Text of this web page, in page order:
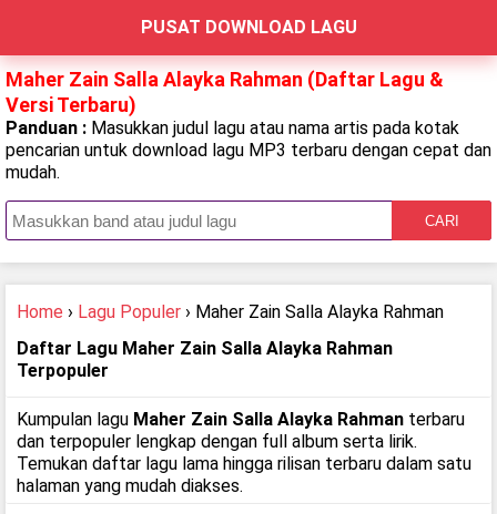
PUSAT DOWNLOAD LAGU
Maher Zain Salla Alayka Rahman (Daftar Lagu &
Versi Terbaru)
Panduan : Masukkan judul lagu atau nama artis pada kotak
pencarian untuk download lagu MP3 terbaru dengan cepat dan
mudah.
CARI
Home › Lagu Populer › Maher Zain Salla Alayka Rahman
Daftar Lagu Maher Zain Salla Alayka Rahman
Terpopuler
Kumpulan lagu Maher Zain Salla Alayka Rahman terbaru
dan terpopuler lengkap dengan full album serta lirik.
Temukan daftar lagu lama hingga rilisan terbaru dalam satu
halaman yang mudah diakses.